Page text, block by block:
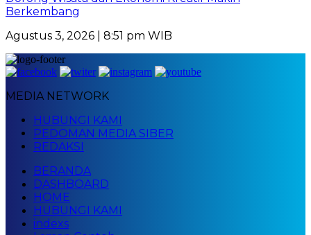
Berkembang
Agustus 3, 2026 | 8:51 pm WIB
MEDIA NETWORK
HUBUNGI KAMI
PEDOMAN MEDIA SIBER
REDAKSI
BERANDA
DASHBOARD
HOME
HUBUNGI KAMI
indexs